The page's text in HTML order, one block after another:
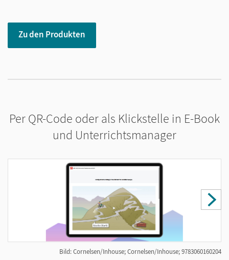
Zu den Produkten
Per QR-Code oder als Klickstelle in E-Book
und Unterrichtsmanager
Bild: Cornelsen/Inhouse; Cornelsen/Inhouse; 9783060160204